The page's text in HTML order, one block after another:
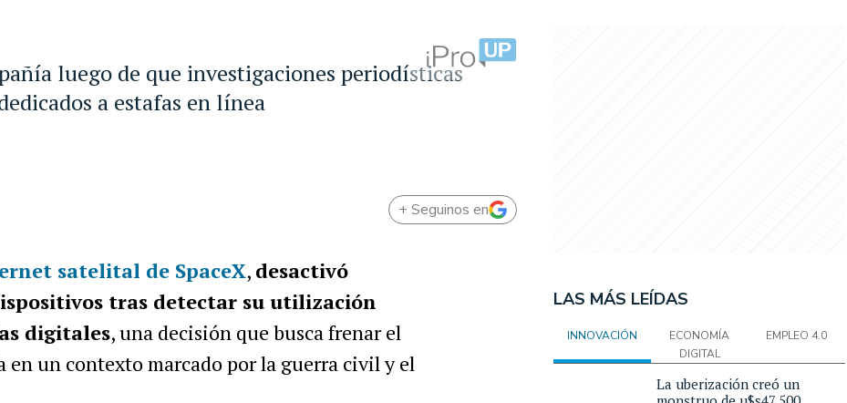
luego de que investigaciones periodísticas
a estafas en línea
+ Seguinos en
satelital de SpaceX, desactivó
tras detectar su utilización
digitales, una decisión que busca frenar el
en un contexto marcado por la guerra civil y el
LAS MÁS LEÍDAS
INNOVACIÓN
ECONOMÍA
DIGITAL
EMPLEO 4.0
La uberización creó un